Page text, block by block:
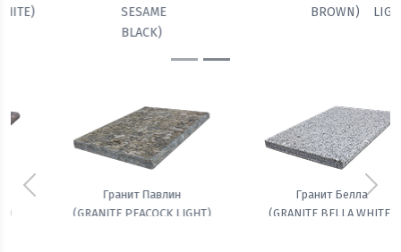
BROWN) LIGHT)
SESAME
Гранит Белла
(GRANITE BELLA WHITE)
Амфиболит гранатовый
Предыдущий